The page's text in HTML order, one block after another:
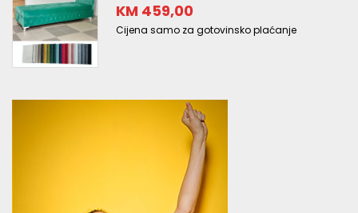
KM 459,00
Cijena samo za gotovinsko plaćanje